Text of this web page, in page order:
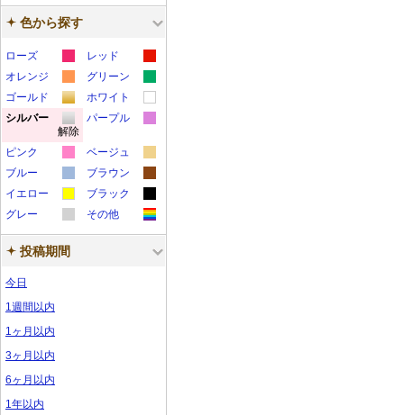
色から探す
ローズ
カ
ラ
サ
ン
プ
ル
レッド
カ
ラ
ン
プ
ル
オレンジ
カ
ラ
ー
サ
ン
プ
ル
グリーン
カ
ラ
サ
ン
プ
ル
ゴールド
カ
ラ
ー
サ
ン
プ
ル
ホワイト
カ
ー
サ
ン
プ
シルバー
カ
ラ
ー
サ
ン
プ
解除
パープル
ラ
ー
サ
ン
ピンク
カ
ラ
サ
ン
ベージュ
カ
ラ
ー
サ
ン
ブルー
カ
ラ
ー
サ
ブラウン
カ
ラ
ー
サ
イエロー
カ
ラ
ー
ブラック
カ
ラ
ー
グレー
カ
ラ
その他
カ
ラ
投稿期間
今日
1週間以内
1ヶ月以内
3ヶ月以内
6ヶ月以内
1年以内